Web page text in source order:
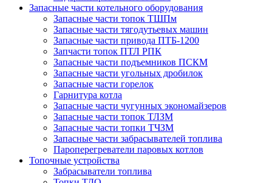
Запасные части котельного оборудования
Запасные части топок ТШПм
Запасные части тягодутьевых машин
Запасные части привода ПТБ-1200
Запчасти топок ПТЛ РПК
Запасные части подъемников ПСКМ
Запасные части угольных дробилок
Запасные части горелок
Гарнитура котла
Запасные части чугунных экономайзеров
Запасные части топок ТЛЗМ
Запасные части топки ТЧЗМ
Запасные части забрасывателей топлива
Пароперегреватели паровых котлов
Топочные устройства
Забрасыватели топлива